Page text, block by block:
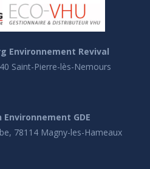
Environnement Revival
Saint-Pierre-lès-Nemours
Environnement GDE
78114 Magny-les-Hameaux